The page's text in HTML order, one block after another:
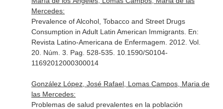
Mercedes:
Prevalence of Alcohol, Tobacco and Street Drugs
Consumption in Adult Latin American Immigrants. En:
Revista Latino-Americana de Enfermagem . 2012. Vol.
20. Núm. 3. Pag. 528-535. 10.1590/S0104-
11692012000300014
González López, José Rafael, Lomas Campos, Maria de
las Mercedes:
Problemas de salud prevalentes en la población